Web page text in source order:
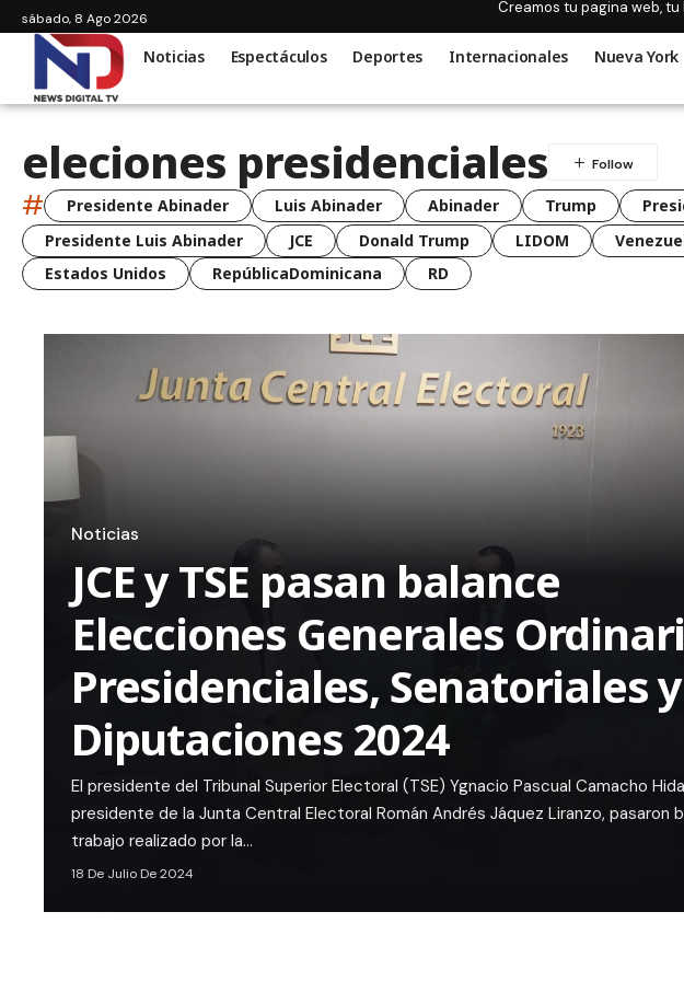
sábado, 8 Ago 2026
Creamos tu pagina web, tu
Noticias Espectáculos Deportes Internacionales Nueva York
eleciones presidenciales
# Presidente Abinader Luis Abinader Abinader Trump
Presidente Luis Abinader
JCE Donald Trump LIDOM
Estados Unidos
RepúblicaDominicana RD
Noticias
JCE y TSE pasan balance
Elecciones Generales
Presidenciales, Senatoriales y
Diputaciones 2024
El presidente del Tribunal Superior Electoral (TSE) Ygnacio Pascual Camacho
presidente de la Junta Central Electoral Román Andrés Jáquez Liranzo, pasaron
trabajo realizado por la…
18 De Julio De 2024